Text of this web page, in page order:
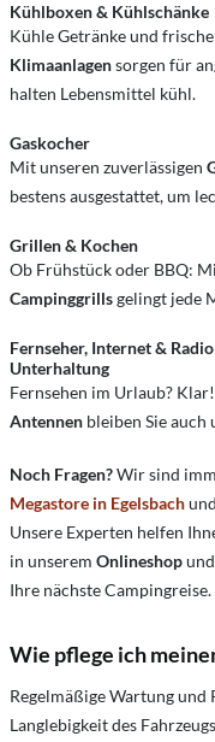
Kühlboxen & Kühlschänke
Kühle Getränke und
Klimaanlagensorgen für
halten Lebensmittel kühl.
Gaskocher
Mit unseren zuverlässigen
bestens ausgestattet, um
Grillen & Kochen
Ob Frühstück oder BBQ:
Campinggrillsgelingt jede
Fernseher, Internet &
Unterhaltung
Fernsehen im Urlaub?
Antennen bleiben Sie
Noch Fragen?Wir sind
Megastore in Egelsbach
Unsere Experten helfen
in unserem Onlineshop
Ihre nächste Campingreise.
Wie pflege ich
Regelmäßige Wartung und
Langlebigkeit des